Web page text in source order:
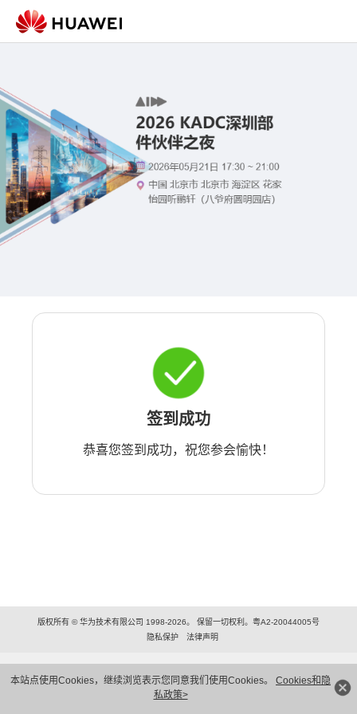
本站点使用Cookies，继续浏览表示您同意我们使用Cookies。 Cookies和隐
私政策>
签到成功
恭喜您签到成功，祝您参会愉快！
版权所有 © 华为技术有限公司 1998-2026。 保留一切权利。粤A2-20044005号
隐私保护
法律声明